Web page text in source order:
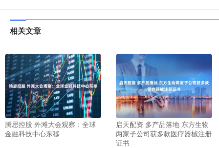
相关文章
腾思控股 外滩大会观察：全球
金融科技中心东移
启天配资 多产品落地 东方生物
两家子公司获多款医疗器械注册
证书